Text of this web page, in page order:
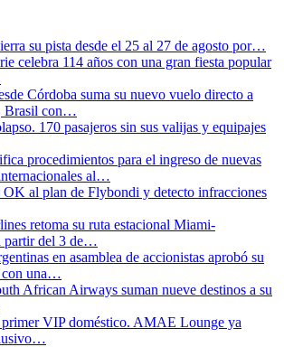
su pista desde el 25 al 27 de agosto por…
celebra 114 años con una gran fiesta popular
Córdoba suma su nuevo vuelo directo a
Brasil con…
170 pasajeros sin sus valijas y equipajes
procedimientos para el ingreso de nuevas
al…
al plan de Flybondi y detecto infracciones
retoma su ruta estacional Miami-
partir del 3 de…
en asamblea de accionistas aprobó su
con una…
African Airways suman nueve destinos a su
primer VIP doméstico. AMAE Lounge ya